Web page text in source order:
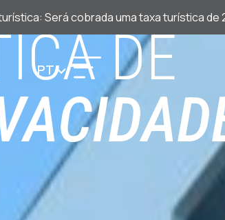
Será cobrada uma taxa turística
PT
DE